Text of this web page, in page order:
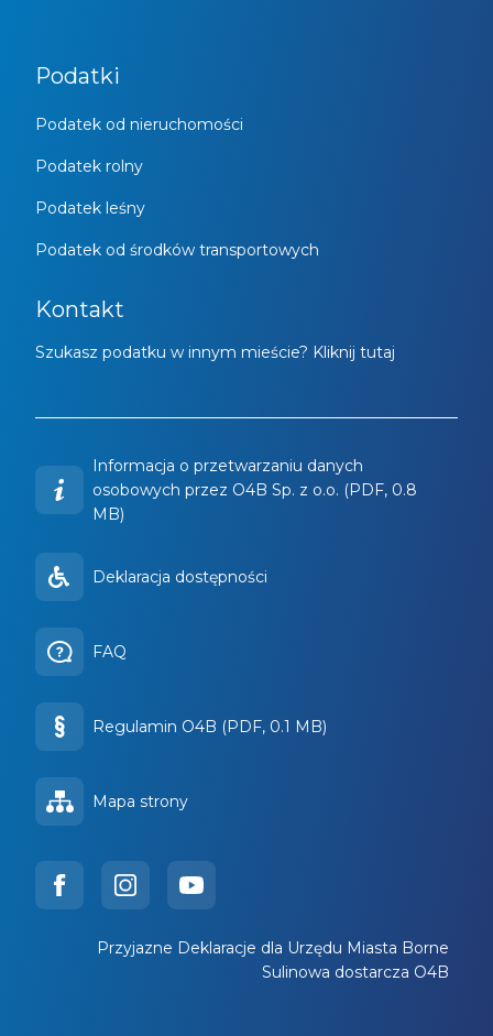
Podatki
Podatek od nieruchomości
Podatek rolny
Podatek leśny
Podatek od środków transportowych
Kontakt
Szukasz podatku w innym mieście? Kliknij tutaj
Informacja o przetwarzaniu danych
osobowych przez O4B Sp. z o.o. (PDF, 0.8
MB)
Deklaracja dostępności
FAQ
Regulamin O4B (PDF, 0.1 MB)
Mapa strony
Przyjazne Deklaracje dla Urzędu Miasta Borne
Sulinowa dostarcza O4B